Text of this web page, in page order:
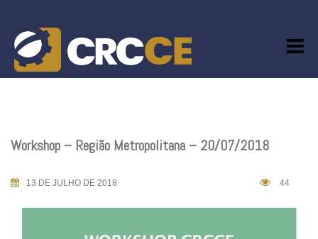
content
Workshop – Região Metropolitana – 20/07/2018
13 DE JULHO DE 2018 44